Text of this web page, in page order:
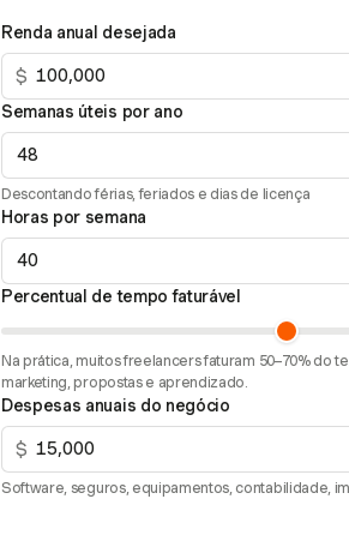
Renda anual desejada
$
Semanas úteis por ano
Descontando férias, feriados e dias de licença
Horas por semana
Percentual de tempo faturável
Na prática, muitos freelancers faturam 50–70% do
marketing, propostas e aprendizado.
Despesas anuais do negócio
$
Software, seguros, equipamentos, contabilidade,